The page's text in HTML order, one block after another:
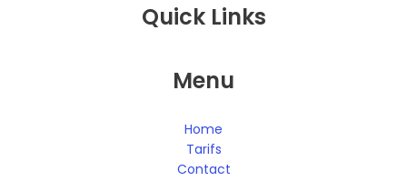
Quick Links
Menu
Home
Tarifs
Contact